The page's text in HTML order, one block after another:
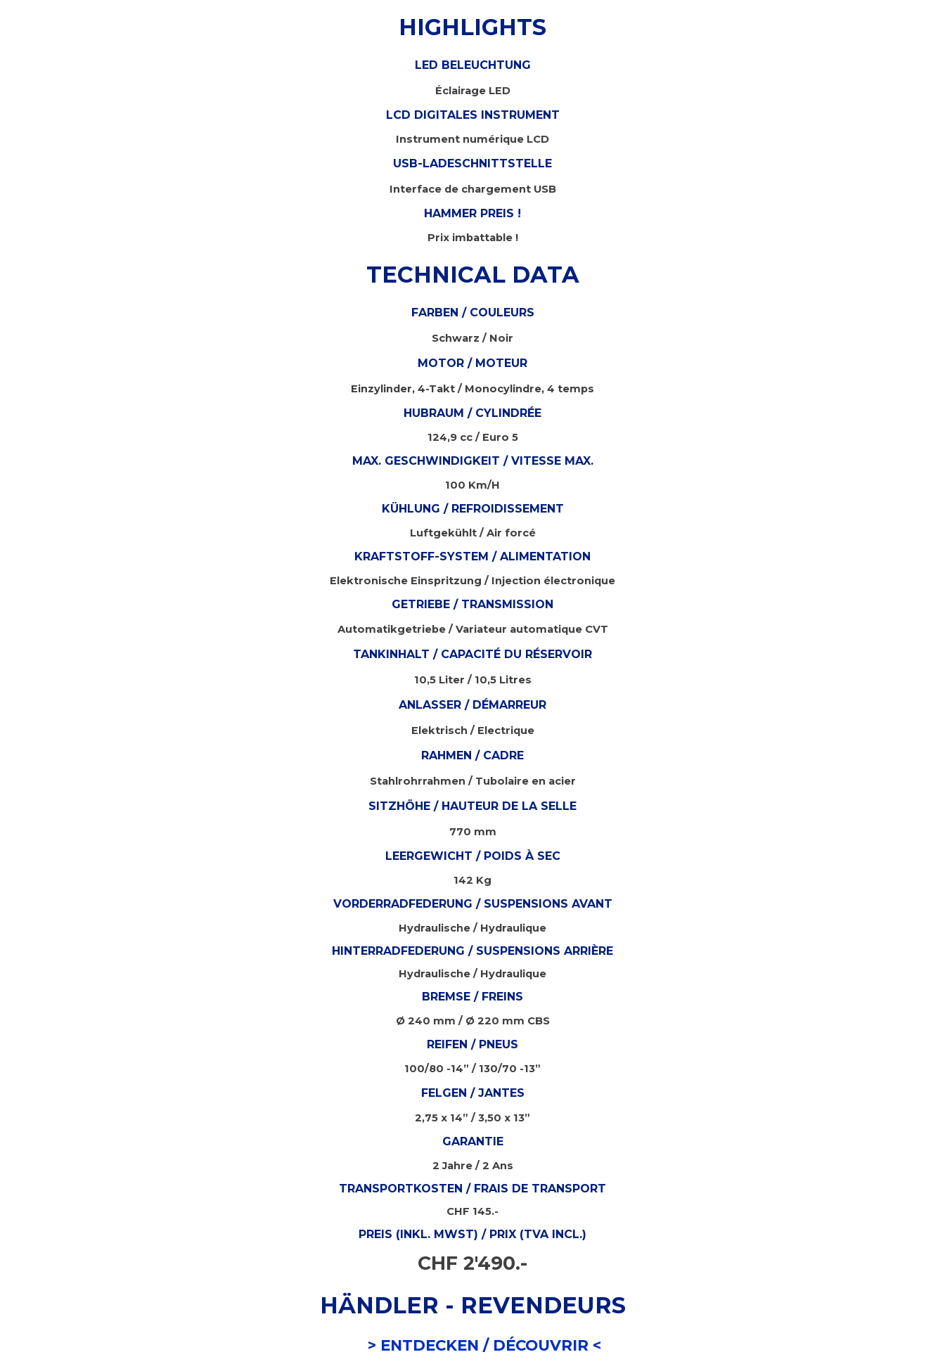
HIGHLIGHTS
LED BELEUCHTUNG
Éclairage LED
LCD DIGITALES INSTRUMENT
Instrument numérique LCD
USB-LADESCHNITTSTELLE
Interface de chargement USB
HAMMER PREIS !
Prix imbattable !
TECHNICAL DATA
FARBEN / COULEURS
Schwarz / Noir
MOTOR / MOTEUR
Einzylinder, 4-Takt / Monocylindre, 4 temps
HUBRAUM / CYLINDRÉE
124,9 cc / Euro 5
MAX. GESCHWINDIGKEIT / VITESSE MAX.
100 Km/H
KÜHLUNG / REFROIDISSEMENT
Luftgekühlt / Air forcé
KRAFTSTOFF-SYSTEM / ALIMENTATION
Elektronische Einspritzung / Injection électronique
GETRIEBE / TRANSMISSION
Automatikgetriebe / Variateur automatique CVT
TANKINHALT / CAPACITÉ DU RÉSERVOIR
10,5 Liter / 10,5 Litres
ANLASSER / DÉMARREUR
Elektrisch / Electrique
RAHMEN / CADRE
Stahlrohrrahmen / Tubolaire en acier
SITZHÖHE / HAUTEUR DE LA SELLE
770 mm
LEERGEWICHT / POIDS À SEC
142 Kg
VORDERRADFEDERUNG / SUSPENSIONS AVANT
Hydraulische / Hydraulique
HINTERRADFEDERUNG / SUSPENSIONS ARRIÈRE
Hydraulische / Hydraulique
BREMSE / FREINS
Ø 240 mm / Ø 220 mm CBS
REIFEN / PNEUS
100/80 -14” / 130/70 -13”
FELGEN / JANTES
2,75 x 14” / 3,50 x 13”
GARANTIE
2 Jahre / 2 Ans
TRANSPORTKOSTEN / FRAIS DE TRANSPORT
CHF 145.-
PREIS (INKL. MWST) / PRIX (TVA INCL.)
CHF 2'490.-
HÄNDLER - REVENDEURS
> ENTDECKEN / DÉCOUVRIR <